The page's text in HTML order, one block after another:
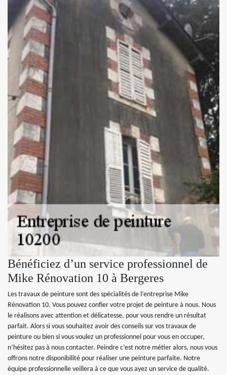
Bénéficiez d’un service professionnel de
Mike Rénovation 10 à Bergeres
Les travaux de peinture sont des spécialités de l’entreprise Mike
Rénovation 10. Vous pouvez confier votre projet de peinture à nous. Nous
le réalisons avec attention et délicatesse, pour vous rendre un résultat
parfait. Alors si vous souhaitez avoir des conseils sur vos travaux de
peinture ou bien si vous voulez un professionnel pour vous en occuper,
n’hésitez pas à nous contacter. Peindre c’est notre métier alors, nous vous
offrons notre disponibilité pour réaliser une peinture parfaite. Notre
équipe professionnelle veillera à ce que vous ayez un service de qualité.